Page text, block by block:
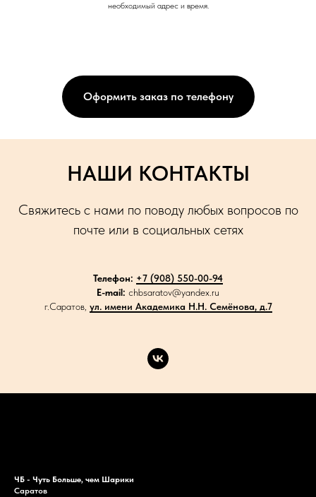
необходимый адрес и время.
Оформить заказ по телефону
НАШИ КОНТАКТЫ
Свяжитесь с нами по поводу любых вопросов по
почте или в социальных сетях
Телефон: +7 (908) 550-00-94
E-mail: chbsaratov@yandex.ru
г.Саратов, ул. имени Академика Н.Н. Семёнова, д.7
ЧБ - Чуть Больше, чем Шарики
Саратов